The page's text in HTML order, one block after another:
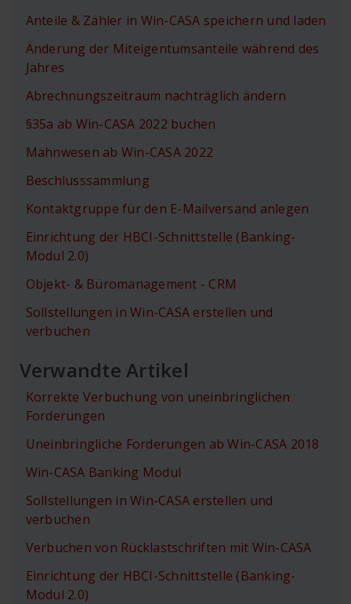
Anteile & Zähler in Win-CASA speichern und laden
Änderung der Miteigentumsanteile während des
Jahres
Abrechnungszeitraum nachträglich ändern
§35a ab Win-CASA 2022 buchen
Mahnwesen ab Win-CASA 2022
Beschlusssammlung
Kontaktgruppe für den E-Mailversand anlegen
Einrichtung der HBCI-Schnittstelle (Banking-
Modul 2.0)
Objekt- & Büromanagement - CRM
Sollstellungen in Win-CASA erstellen und
verbuchen
Verwandte Artikel
Korrekte Verbuchung von uneinbringlichen
Forderungen
Uneinbringliche Forderungen ab Win-CASA 2018
Win-CASA Banking Modul
Sollstellungen in Win-CASA erstellen und
verbuchen
Verbuchen von Rücklastschriften mit Win-CASA
Einrichtung der HBCI-Schnittstelle (Banking-
Modul 2.0)